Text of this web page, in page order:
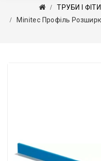
ТРУБИ І
Minitec Профіль